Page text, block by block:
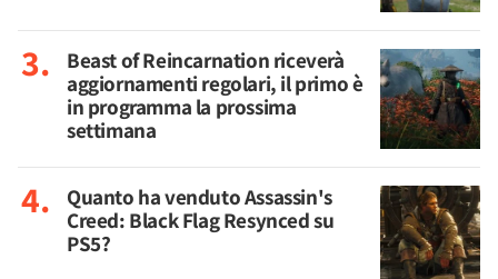
Beast of Reincarnation riceverà
aggiornamenti regolari, il primo è
in programma la prossima
settimana
Quanto ha venduto Assassin's
Creed: Black Flag Resynced su
PS5?